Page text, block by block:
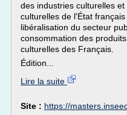
des industries culturelles
culturelles de l'État
libéralisation du secteur
consommation des
culturelles des Français.
Édition...
Lire la suite
Site : https://